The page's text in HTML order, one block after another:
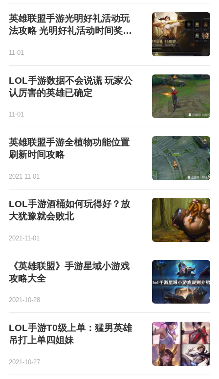
英雄联盟手游光明好礼活动玩
法攻略 光明好礼活动时间奖励
11-01
LOL手游数据不会说谎 玩家公
认厉害的英雄已确定
11-01
英雄联盟手游全植物功能位置
刷新时间攻略
2021-11-01
LOL手游酒桶如何玩得好？放
大犹豫就会败北
2021-11-01
《英雄联盟》手游星域小游戏
攻略大全
2021-10-28
LOL手游T0级上单：猛男英雄
吊打上单四姐妹
2021-10-27